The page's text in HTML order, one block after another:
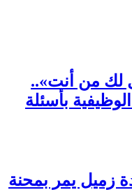
لك من أنت»..
بأسئلة